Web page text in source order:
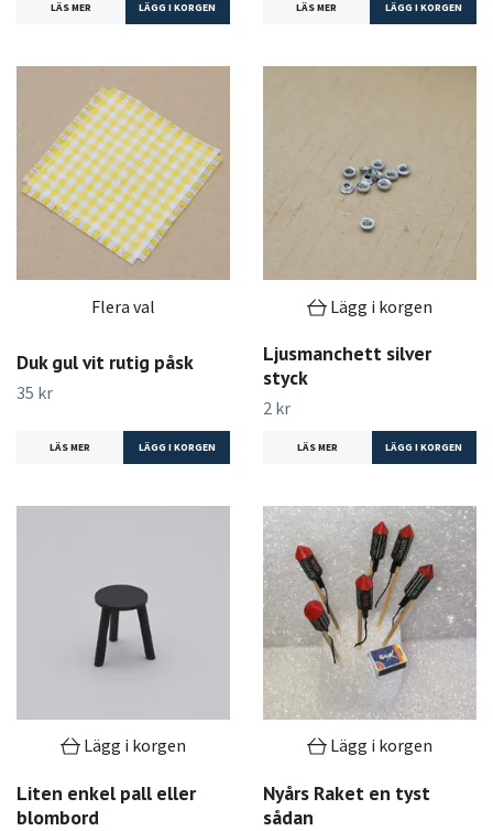
LÄS MER LÄS MER LÄGG I KORGEN
Flera val
Duk gul vit rutig påsk
35 kr
LÄS MER LÄGG I KORGEN
Lägg i korgen
Ljusmanchett silver
styck
2 kr
LÄS MER
Lägg i korgen
Liten enkel pall eller
blombord
Lägg i korgen
Nyårs Raket en tyst
sådan